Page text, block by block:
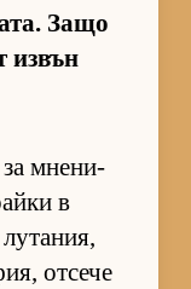
Защо
из­вън
за мне­ни­
в
от­сече